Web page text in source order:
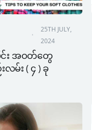
25TH JULY,
2024
င်း အဝတ်တွေ
လမ်း ( ၄ ) ခု